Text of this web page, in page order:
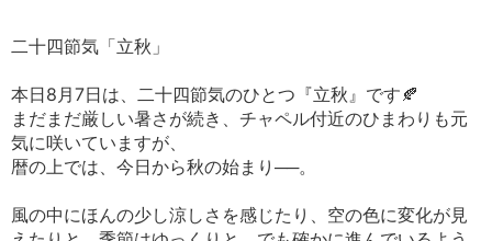
二十四節気「立秋」
本日8月7日は、二十四節気のひとつ『立秋』です🍂
まだまだ厳しい暑さが続き、チャペル付近のひまわりも元
気に咲いていますが、
暦の上では、今日から秋の始まり──。
風の中にほんの少し涼しさを感じたり、空の色に変化が見